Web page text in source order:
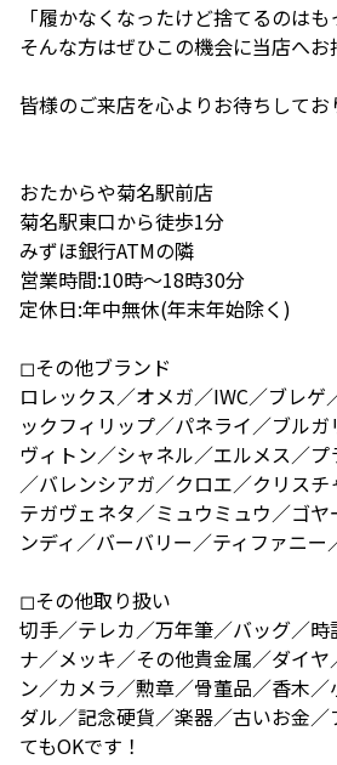
「履かなくなったけど捨てるのは
そんな方はぜひこの機会に当店へ
皆様のご来店を心よりお待ちしてお
おたからや菊名駅前店
菊名駅東口から徒歩1分
みずほ銀行ATMの隣
営業時間:10時〜18時30分
定休日:年中無休(年末年始除く)
◻︎その他ブランド
ロレックス／オメガ／IWC／ブレゲ
ックフィリップ／パネライ／ブル
ヴィトン／シャネル／エルメス／
／バレンシアガ／クロエ／クリス
テガヴェネタ／ミュウミュウ／ゴ
ンディ／バーバリー／ティファニー
◻︎その他取り扱い
切手／テレカ／万年筆／バッグ／
ナ／メッキ／その他貴金属／ダイ
ン／カメラ／勲章／骨董品／香木
ダル／記念硬貨／楽器／古いお金
てもOKです！